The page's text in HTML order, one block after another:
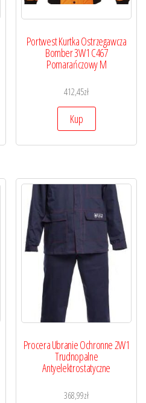
Portwest Kurtka Ostrzegawcza
Bomber 3W1 C467
Pomarańczowy M
412,45zł
Kup
Procera Ubranie Ochronne 2W1
Trudnopalne
Antyelektrostatyczne
368,99zł